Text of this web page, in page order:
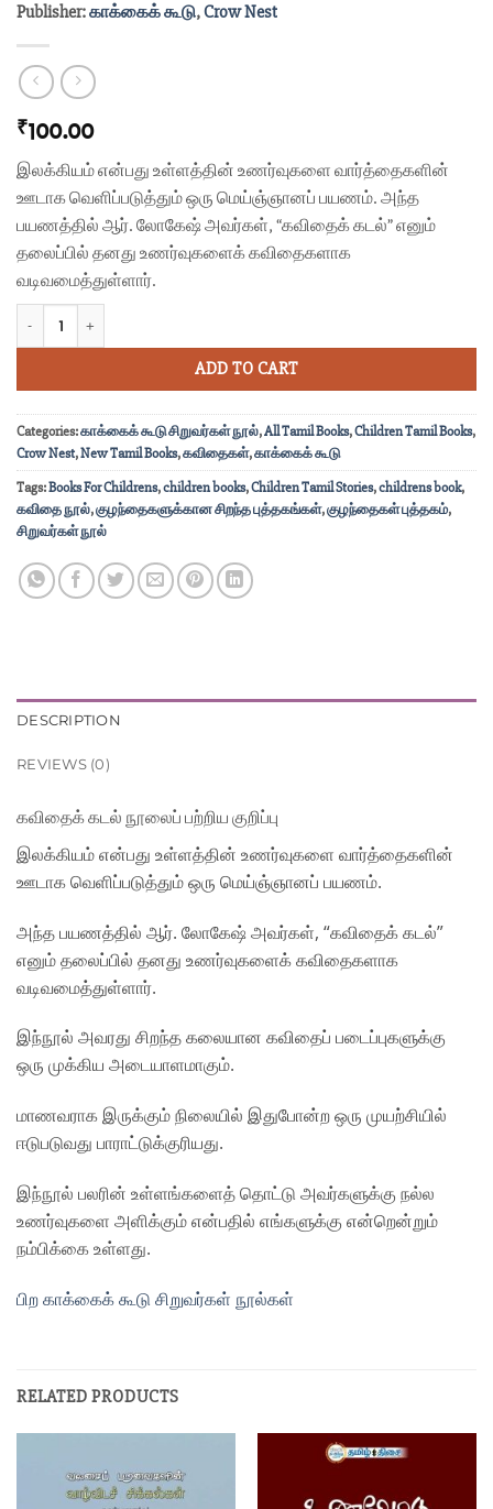
Publisher:காக்கைக் கூடு,Crow Nest
₹100.00
இலக்கியம் என்பது உள்ளத்தின் உணர்வுகளை வார்த்தைகளின்
ஊடாக வெளிப்படுத்தும் ஒரு மெய்ஞ்ஞானப் பயணம். அந்த
பயணத்தில் ஆர். லோகேஷ் அவர்கள், “கவிதைக் கடல்” எனும்
தலைப்பில் தனது உணர்வுகளைக் கவிதைகளாக
வடிவமைத்துள்ளார்.
ADD TO CART
Categories:காக்கைக் கூடு சிறுவர்கள் நூல்,All Tamil Books,Children Tamil Books,
Crow Nest,New Tamil Books,கவிதைகள்,காக்கைக் கூடு
Tags:Books For Childrens,children books,Children Tamil Stories,childrens book,
கவிதை நூல்,குழந்தைகளுக்கான சிறந்த புத்தகங்கள்,குழந்தைகள் புத்தகம்,
சிறுவர்கள் நூல்
DESCRIPTION
REVIEWS (0)
கவிதைக் கடல் நூலைப் பற்றிய குறிப்பு
இலக்கியம் என்பது உள்ளத்தின் உணர்வுகளை வார்த்தைகளின்
ஊடாக வெளிப்படுத்தும் ஒரு மெய்ஞ்ஞானப் பயணம்.
அந்த பயணத்தில் ஆர். லோகேஷ் அவர்கள், “கவிதைக் கடல்”
எனும் தலைப்பில் தனது உணர்வுகளைக் கவிதைகளாக
வடிவமைத்துள்ளார்.
இந்நூல் அவரது சிறந்த கலையான கவிதைப் படைப்புகளுக்கு
ஒரு முக்கிய அடையாளமாகும்.
மாணவராக இருக்கும் நிலையில் இதுபோன்ற ஒரு முயற்சியில்
ஈடுபடுவது பாராட்டுக்குரியது.
இந்நூல் பலரின் உள்ளங்களைத் தொட்டு அவர்களுக்கு நல்ல
உணர்வுகளை அளிக்கும் என்பதில் எங்களுக்கு என்றென்றும்
நம்பிக்கை உள்ளது.
பிற காக்கைக் கூடு சிறுவர்கள் நூல்கள்
RELATED PRODUCTS